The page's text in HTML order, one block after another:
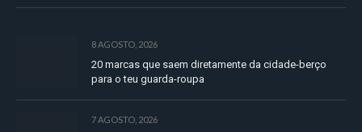
8 AGOSTO, 2026
20 marcas que saem diretamente da cidade-berço
para o teu guarda-roupa
7 AGOSTO, 2026